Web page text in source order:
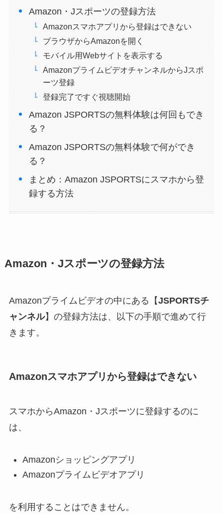
Amazon・Jスポーツの登録方法
Amazonスマホアプリから登録はできない
ブラウザからAmazonを開く
モバイル用Webサイトを表示する
AmazonプライムビデオチャンネルからJスポ
ーツ登録
登録完了ですぐ視聴開始
Amazon JSPORTSの無料体験は何回もでき
る？
Amazon JSPORTSの無料体験で何ができ
る？
まとめ：Amazon JSPORTSにスマホから登
録する方法
Amazon・Jスポーツの登録方法
Amazonプライムビデオの中にある【JSPORTSチ
ャンネル】の登録方法は、以下の手順で進めて行
きます。
Amazonスマホアプリから登録はできない
スマホからAmazon・Jスポーツに登録するのに
は、
Amazonショッピングアプリ
Amazonプライムビデオアプリ
を利用することはできません。